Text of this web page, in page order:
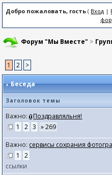
Добро пожаловать, гость ( Вход |
Форум "Мы Вместе" >
1 2 >
Беседа
Заголовок темы
Важно: Поздравляльня!
1
2 3 » 269
Важно: сервисы сохрания
1
2
ссылки